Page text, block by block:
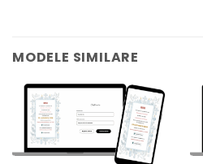
MODELE SIMILARE